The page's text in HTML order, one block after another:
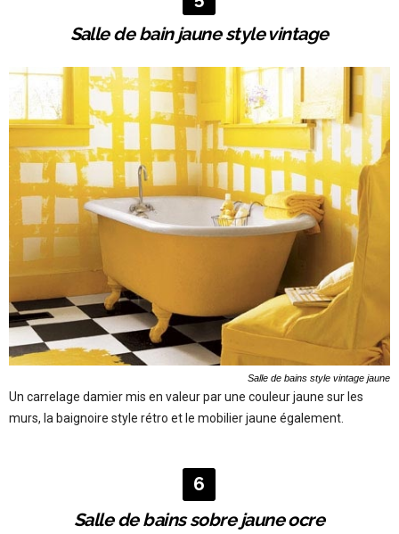
Salle de bain jaune style vintage
Salle de bains style vintage jaune
Un carrelage damier mis en valeur par une couleur jaune sur les
murs, la baignoire style rétro et le mobilier jaune également.
6
Salle de bains sobre jaune ocre